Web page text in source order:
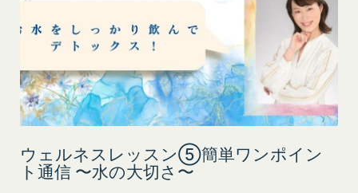
ウェルネスレッスン⑤簡単ワンポイン
ト通信 〜水の大切さ〜
お客様がご自身に関する情報の取得を望まれない場
合は、ブラウザや携帯端末の設定により、クッキー
の受け取りを拒否することも可能です。なお、クッ
キーの受け取りを拒否された場合、当社のサービス
の一部がご利用できなくなることがあります。
適正管理
当社は、お客様情報への不正なアクセスや漏洩等を
防ぐため、セキュリティーの維持に努めます。ま
た、当社は、当社の通常の事業運営に照らして当社
し、本規約変更の効力発生日前に、第11条に定め
る方法により通知するものとします。ただし、文言
の修正等、会員に不利益を与えるものではない軽微
な変更の場合には、当該通知を省略することができ
ます。
本規約変更の効力発生日後に本サービスの利用を行
った場合、会員は本規約の変更に同意したものとみ
なします。
当社が提供する本サービス以外のサービス又は提携